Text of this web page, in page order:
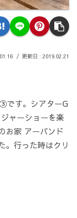
2019.02.21
です。シアターG
ャーショーを楽
お家 アーバンド
行った時はクリ